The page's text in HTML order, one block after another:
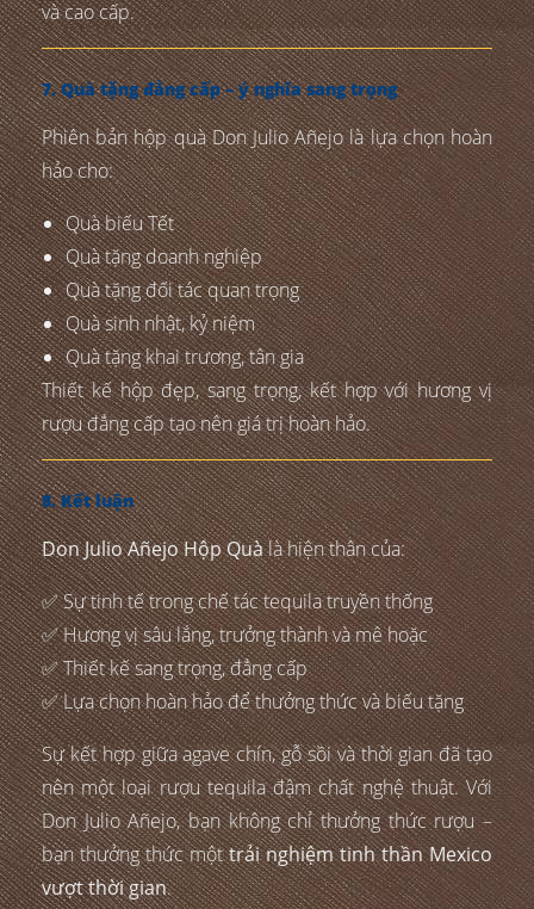
và cao cấp.
7. Quà tặng đẳng cấp – ý nghĩa sang trọng
Phiên bản hộp quà Don Julio Añejo là lựa chọn hoàn
hảo cho:
Quà biếu Tết
Quà tặng doanh nghiệp
Quà tặng đối tác quan trọng
Quà sinh nhật, kỷ niệm
Quà tặng khai trương, tân gia
Thiết kế hộp đẹp, sang trọng, kết hợp với hương vị
rượu đẳng cấp tạo nên giá trị hoàn hảo.
8. Kết luận
Don Julio Añejo Hộp Quàlà hiện thân của:
✅ Sự tinh tế trong chế tác tequila truyền thống
✅ Hương vị sâu lắng, trưởng thành và mê hoặc
✅ Thiết kế sang trọng, đẳng cấp
✅ Lựa chọn hoàn hảo để thưởng thức và biếu tặng
Sự kết hợp giữa agave chín, gỗ sồi và thời gian đã tạo
nên một loại rượu tequila đậm chất nghệ thuật. Với
Don Julio Añejo, bạn không chỉ thưởng thức rượu –
bạn thưởng thức mộttrải nghiệm tinh thần Mexico
vượt thời gian.